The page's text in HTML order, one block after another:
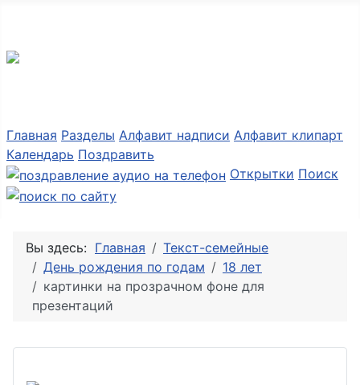
Главная Разделы Алфавит надписи Алфавит клипарт
Календарь Поздравить
Открытки Поиск
Вы здесь: Главная
Текст-семейные
День рождения по годам
18 лет
картинки на прозрачном фоне для
презентаций